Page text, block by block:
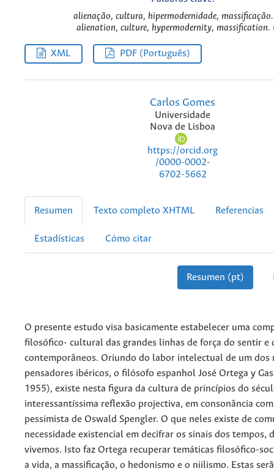
alienação, cultura, hipermodernidade,
alienation, culture, hypermodernity, massification.
XML PDF (Português)
Carlos Gomes
Universidade
Nova de Lisboa
https://orcid.org
/0000-0002-
6702-5662
Resumen Texto completo XHTML Referencias
Estadísticas Cómo citar
Resumen (pt)
O presente estudo visa basicamente estabelecer uma
filosófico- cultural das grandes linhas de força do sentir e
contemporâneos. Oriundo do labor intelectual de um dos
pensadores ibéricos, o filósofo espanhol José Ortega y
1955), existe nesta figura da cultura de princípios do
interessantíssima reflexão projectiva, em consonância
pessimista de Oswald Spengler. O que neles existe de
necessidade existencial em decifrar os sinais dos tempos,
vivemos. Isto faz Ortega recuperar temáticas filosófico-
a vida, a massificação, o hedonismo e o niilismo. Estas